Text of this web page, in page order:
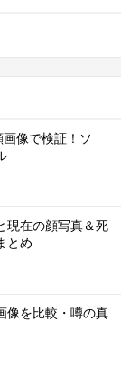
像で検証！ソ
現在の顔写真＆死
とめ
像を比較・噂の真